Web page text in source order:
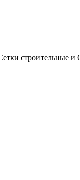
строительные и